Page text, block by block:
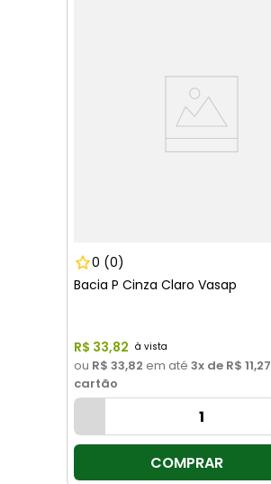
0 (0)
Bacia P Cinza Claro Vasap
R$ 33,82
ou R$ 33,82 em até 3x de R$ 11,27
cartão
COMPRAR